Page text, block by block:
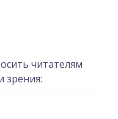
читателям
зрения: